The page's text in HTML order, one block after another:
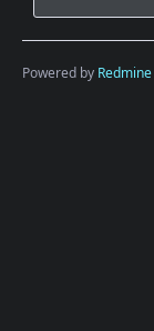
Powered by Redmine